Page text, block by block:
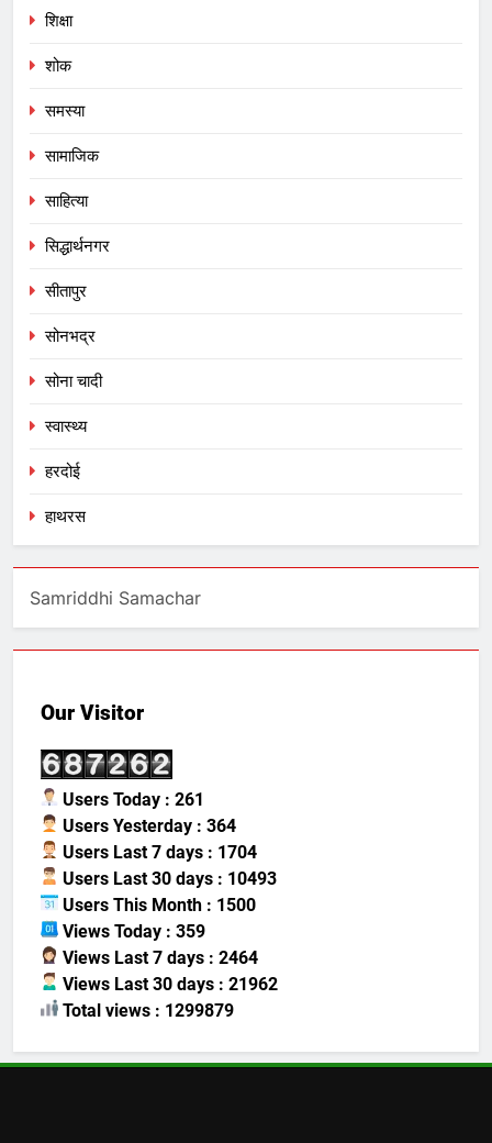
शिक्षा
शोक
समस्या
सामाजिक
साहित्या
सिद्धार्थनगर
सीतापुर
सोनभद्र
सोना चादी
स्वास्थ्य
हरदोई
हाथरस
Samriddhi Samachar
Our Visitor
Users Today : 261
Users Yesterday : 364
Users Last 7 days : 1704
Users Last 30 days : 10493
Users This Month : 1500
Views Today : 359
Views Last 7 days : 2464
Views Last 30 days : 21962
Total views : 1299879